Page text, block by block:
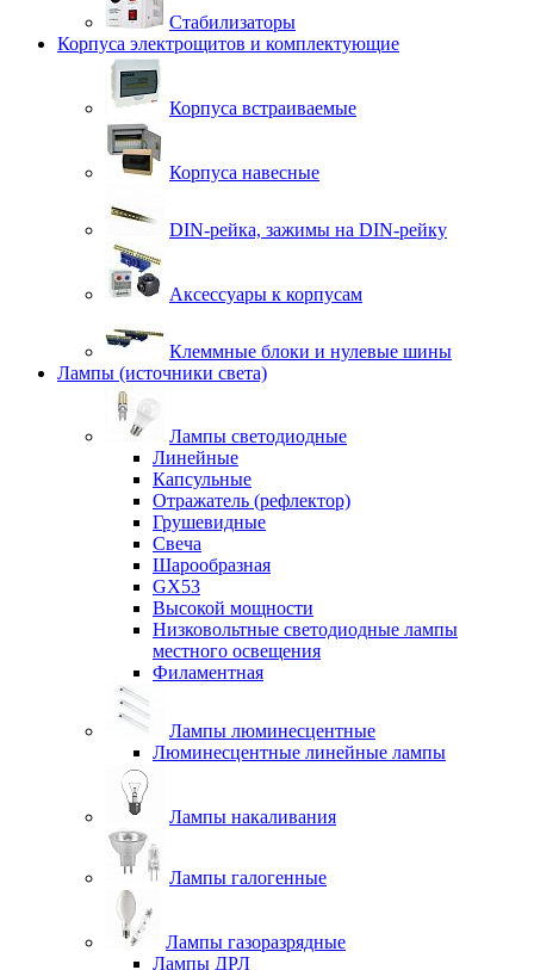
Стабилизаторы
Корпуса электрощитов и комплектующие
Корпуса встраиваемые
Корпуса навесные
DIN-рейка, зажимы на DIN-рейку
Аксессуары к корпусам
Клеммные блоки и нулевые шины
Лампы (источники света)
Лампы светодиодные
Линейные
Капсульные
Отражатель (рефлектор)
Грушевидные
Свеча
Шарообразная
GX53
Высокой мощности
Низковольтные светодиодные лампы
местного освещения
Филаментная
Лампы люминесцентные
Люминесцентные линейные лампы
Лампы накаливания
Лампы галогенные
Лампы газоразрядные
Лампы ДРЛ